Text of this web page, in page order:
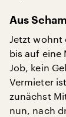
Aus
Jetzt wohnt
bis auf eine
Job, kein
Vermieter
zunächst
nun, nach